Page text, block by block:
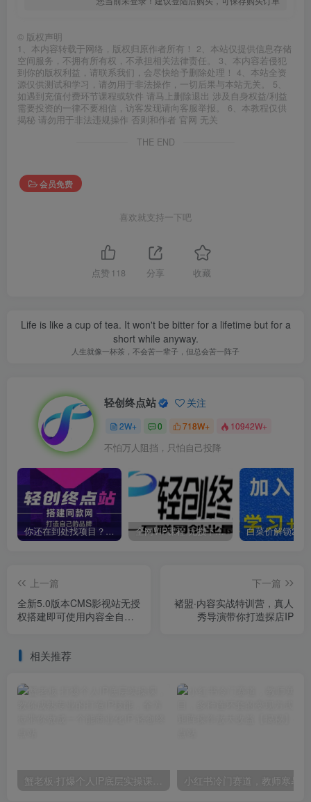
© 版权声明
1、本内容转载于网络，版权归原作者所有！ 2、本站仅提供信息存储
空间服务，不拥有所有权，不承担相关法律责任。 3、本内容若侵犯
到你的版权利益，请联系我们，会尽快给予删除处理！ 4、本站全资
源仅供测试和学习，请勿用于非法操作，一切后果与本站无关。 5、
如遇到充值付费环节课程或软件 请马上删除退出 涉及自身权益/利益
需要投资的一律不要相信，访客发现请向客服举报。 6、本教程仅供
揭秘 请勿用于非法违规操作 否则和作者 官网 无关
THE END
会员免费
喜欢就支持一下吧
点赞 118 分享 收藏
Life is like a cup of tea. It won't be bitter for a lifetime but for a
short while anyway.
人生就像一杯茶，不会苦一辈子，但总会苦一阵子
轻创终点站 关注
2W+ 0 718W+ 10942W+
不怕万人阻挡，只怕自己投降
你还在到处找项目？还在当韭菜？我靠卖项目一个月收入5万+，曾经我也是个失败者。 全网VIP课程 无损下载~
上一篇
全新5.0版本CMS影视站无授
权搭建即可使用内容全自动
下一篇
褚盟·内容实战特训营，真人
秀导演带你打造探店IP
相关推荐
蟹老板·打爆个人IP底层实操课，教你成熟专业的打造IP技能，全方位带你做成一个能商业化IP